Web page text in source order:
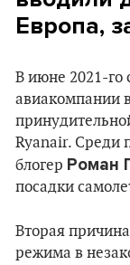
Европа,
В июне 2021-го
авиакомпании
Ryanair. Среди
блогер Роман
посадки
Вторая
режима в